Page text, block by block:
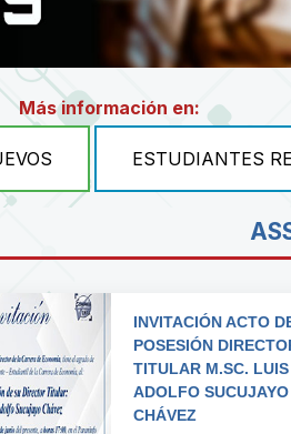
Más información en:
ESTUDIANTES
INVITACIÓN ACTO
POSESIÓN
TITULAR M.SC. LUIS
ADOLFO SUCUJAYO
CHÁVEZ